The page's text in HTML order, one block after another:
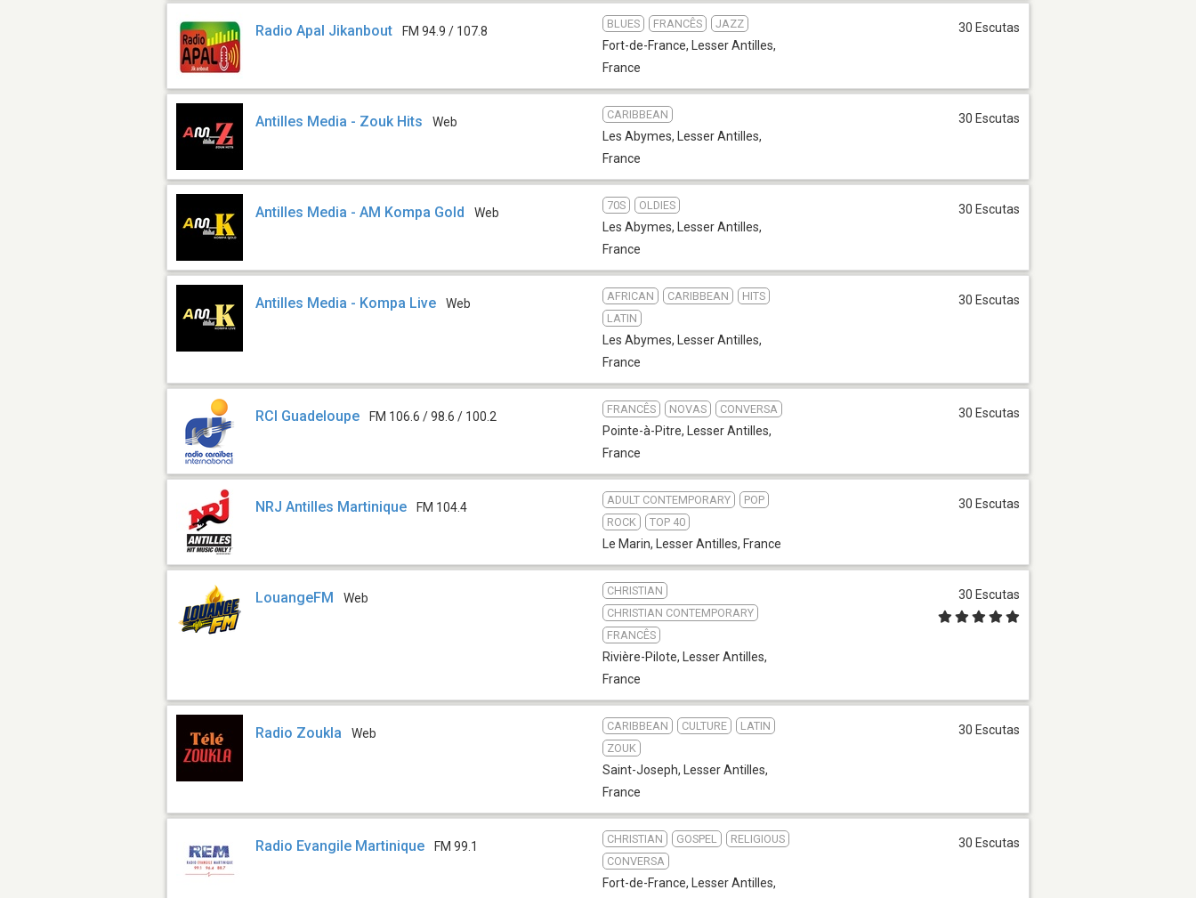
Radio Apal Jikanbout FM 94.9 / 107.8
BLUES FRANCÊS JAZZ
Fort-de-France,
Lesser Antilles,
France
30 Escutas
Antilles Media - Zouk Hits Web
CARIBBEAN
Les Abymes,
Lesser Antilles,
France
30 Escutas
Antilles Media - AM Kompa Gold Web
70S OLDIES
Les Abymes,
Lesser Antilles,
France
30 Escutas
Antilles Media - Kompa Live Web
AFRICAN CARIBBEAN
HITS
LATIN
Les Abymes,
Lesser Antilles,
France
30 Escutas
RCI Guadeloupe FM 106.6 / 98.6 / 100.2
FRANCÊS NOVAS CONVERSA
Pointe-à-Pitre,
Lesser Antilles,
France
30 Escutas
NRJ Antilles Martinique FM 104.4
ADULT CONTEMPORARY
POP
ROCK
TOP 40
Le Marin, Lesser Antilles, France
30 Escutas
LouangeFM Web
CHRISTIAN
CHRISTIAN CONTEMPORARY
FRANCÊS
Rivière-Pilote,
Lesser Antilles,
France
30 Escutas
Radio Zoukla Web
CARIBBEAN CULTURE
LATIN
ZOUK
Saint-Joseph,
Lesser Antilles,
France
30 Escutas
Radio Evangile Martinique FM 99.1
CHRISTIAN GOSPEL
RELIGIOUS
CONVERSA
Fort-de-France,
Lesser Antilles,
30 Escutas